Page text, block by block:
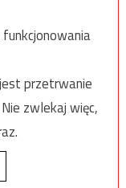
przetrwanie
zwlekaj więc,